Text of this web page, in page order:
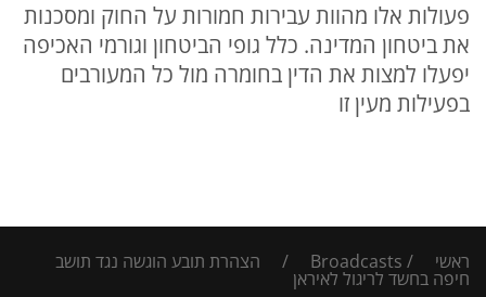
פעולות אלו מהוות עבירות חמורות על החוק ומסכנות
את ביטחון המדינה. כלל גופי הביטחון וגורמי האכיפה
יפעלו למצות את הדין בחומרה מול כל המעורבים
בפעילות מעין זו
ראשי /
Broadcasts
/ הצהרת תובע הוגשה נגד תושב
חיפה בחשד לריגול לאיראן